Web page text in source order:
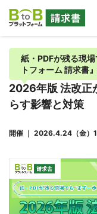
紙・PDFが残る現
トフォーム 請求書
2026年版 法改正
らす影響と対策
開催 ｜ 2026.4.24（金